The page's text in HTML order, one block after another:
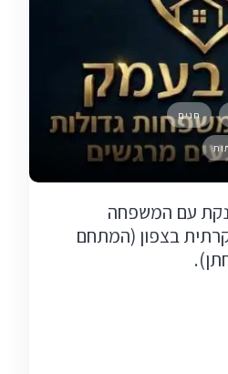
חגים
עם המשפחה
בצפון (המתחם